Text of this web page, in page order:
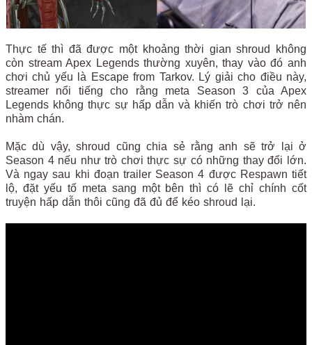
Thực tế thì đã được một khoảng thời gian shroud không
còn stream Apex Legends thường xuyên, thay vào đó anh
chơi chủ yếu là Escape from Tarkov. Lý giải cho điều này,
streamer nổi tiếng cho rằng meta Season 3 của Apex
Legends không thực sự hấp dẫn và khiến trò chơi trở nên
nhàm chán.
Mặc dù vậy, shroud cũng chia sẻ rằng anh sẽ trở lại ở
Season 4 nếu như trò chơi thực sự có những thay đổi lớn.
Và ngay sau khi đoạn trailer Season 4 được Respawn tiết
lộ, đặt yếu tố meta sang một bên thì có lẽ chỉ chính cốt
truyện hấp dẫn thôi cũng đã đủ để kéo shroud lại.